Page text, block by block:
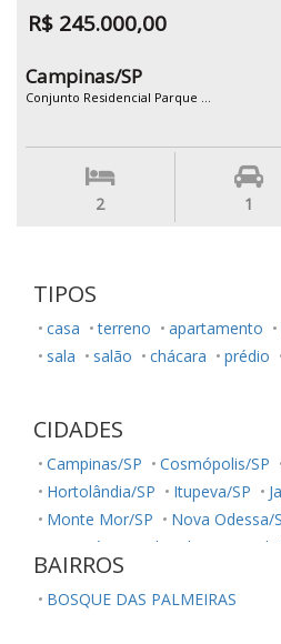
R$ 245.000,00
Campinas/SP
Conjunto Residencial Parque ...
2 1
TIPOS
casa terreno apartamento
sala
salão chácara prédio
CIDADES
Campinas/SP Cosmópolis/SP
Hortolândia/SP
Itupeva/SP
Monte Mor/SP
Nova Odessa/
Sumaré/SP
Ubatuba/SP
BAIRROS
BOSQUE DAS PALMEIRAS